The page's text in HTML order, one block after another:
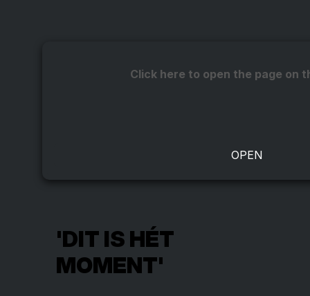
Click here to open the page on
'DIT IS HÉT
MOMENT'